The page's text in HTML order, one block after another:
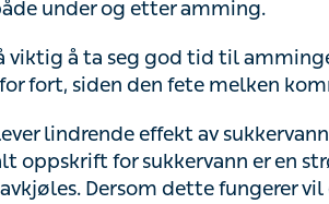
for sukkervann er en strøken
også roligere av monoton
har vist at tillegg av probiotika (L.
hos brysternærte kolikkbarn